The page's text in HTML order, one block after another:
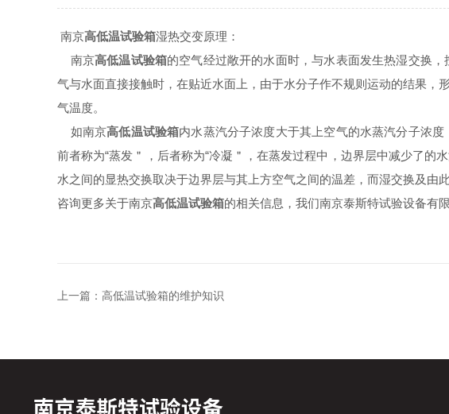
南京高低温试验箱湿热交变原理：
南京高低温试验箱的空气经过敞开的水面时，与水表面发生热湿交换
气与水面直接接触时，在贴近水面上，由于水分子作不规则运动的结果
气温度。
如南京高低温试验箱内水蒸汽分子浓度大于其上空气的水蒸汽分子浓
前者称为“蒸发＂，后者称为“冷凝＂，在蒸发过程中，边界层中减少了
水之间的显热交换取决于边界层与其上方空气之间的温差，而湿交换及由
咨询更多关于南京高低温试验箱的相关信息，我们南京泰斯特试验设备有
上一篇： 高低温试验箱的维护知识